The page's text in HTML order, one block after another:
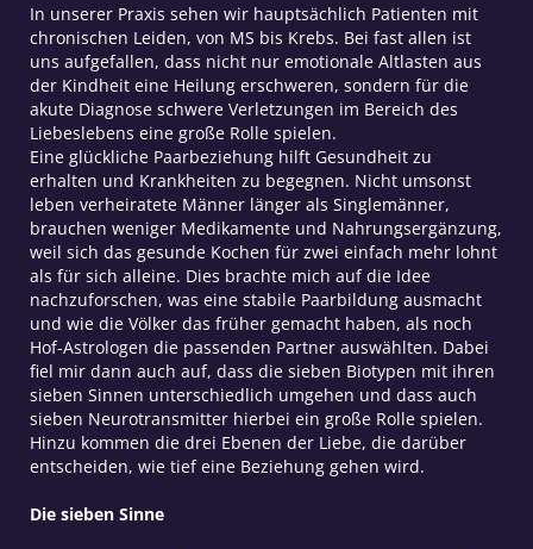
In unserer Praxis sehen wir hauptsächlich Patienten mit
chronischen Leiden, von MS bis Krebs. Bei fast allen ist
uns aufgefallen, dass nicht nur emotionale Altlasten aus
der Kindheit eine Heilung erschweren, sondern für die
akute Diagnose schwere Verletzungen im Bereich des
Liebeslebens eine große Rolle spielen.
Eine glückliche Paarbeziehung hilft Gesundheit zu
erhalten und Krankheiten zu begegnen. Nicht umsonst
leben verheiratete Männer länger als Singlemänner,
brauchen weniger Medikamente und Nahrungsergänzung,
weil sich das gesunde Kochen für zwei einfach mehr lohnt
als für sich alleine. Dies brachte mich auf die Idee
nachzuforschen, was eine stabile Paarbildung ausmacht
und wie die Völker das früher gemacht haben, als noch
Hof-Astrologen die passenden Partner auswählten. Dabei
fiel mir dann auch auf, dass die sieben Biotypen mit ihren
sieben Sinnen unterschiedlich umgehen und dass auch
sieben Neurotransmitter hierbei ein große Rolle spielen.
Hinzu kommen die drei Ebenen der Liebe, die darüber
entscheiden, wie tief eine Beziehung gehen wird.
Die sieben Sinne